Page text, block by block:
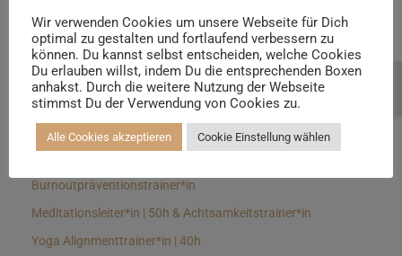
Yin Yogalehrer*in | 100 h & Faszientrainer*in
Hormon Yogalehrer*in / Yogatherapeut*in &
Stressmanagementtrainer*in | 70h
Longevitytrainer*in
Burnoutpräventionstrainer*in
Meditationsleiter*in | 50h & Achtsamkeitstrainer*in
Yoga Alignmenttrainer*in | 40h
Wir verwenden Cookies um unsere Webseite für Dich
optimal zu gestalten und fortlaufend verbessern zu
können. Du kannst selbst entscheiden, welche Cookies
Du erlauben willst, indem Du die entsprechenden Boxen
anhakst. Durch die weitere Nutzung der Webseite
stimmst Du der Verwendung von Cookies zu.
Alle Cookies akzeptieren Cookie Einstellung wählen
Beratung buchen